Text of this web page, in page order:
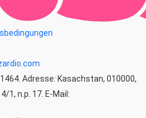
Adresse: Kasachstan, 010000,
1, n.p. 17. E-Mail: